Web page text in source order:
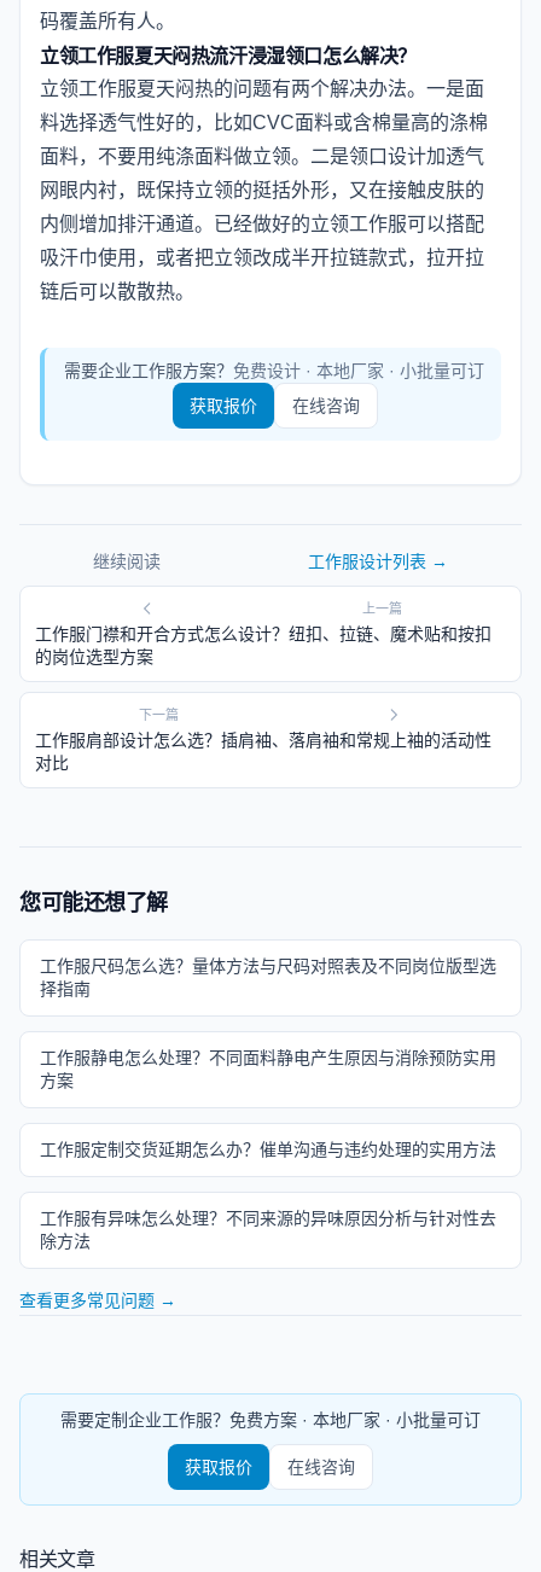
码覆盖所有人。
立领工作服夏天闷热流汗浸湿领口怎么解决？
立领工作服夏天闷热的问题有两个解决办法。一是面
料选择透气性好的，比如CVC面料或含棉量高的涤棉
面料，不要用纯涤面料做立领。二是领口设计加透气
网眼内衬，既保持立领的挺括外形，又在接触皮肤的
内侧增加排汗通道。已经做好的立领工作服可以搭配
吸汗巾使用，或者把立领改成半开拉链款式，拉开拉
链后可以散散热。
需要企业工作服方案？ 免费设计 · 本地厂家 · 小批量可订
获取报价
在线咨询
继续阅读 工作服设计列表 →
上一篇
工作服门襟和开合方式怎么设计？纽扣、拉链、魔术贴和按扣
的岗位选型方案
下一篇
工作服肩部设计怎么选？插肩袖、落肩袖和常规上袖的活动性
对比
您可能还想了解
工作服尺码怎么选？量体方法与尺码对照表及不同岗位版型选
择指南
工作服静电怎么处理？不同面料静电产生原因与消除预防实用
方案
工作服定制交货延期怎么办？催单沟通与违约处理的实用方法
工作服有异味怎么处理？不同来源的异味原因分析与针对性去
除方法
查看更多常见问题 →
需要定制企业工作服？免费方案 · 本地厂家 · 小批量可订
获取报价 在线咨询
相关文章